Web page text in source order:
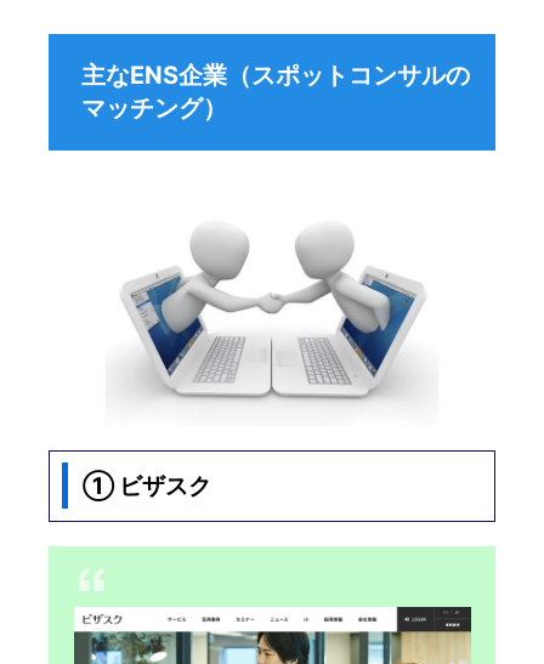
主なENS企業（スポットコンサルの
マッチング）
① ビザスク